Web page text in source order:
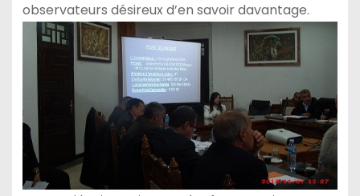
observateurs désireux d’en savoir davantage.